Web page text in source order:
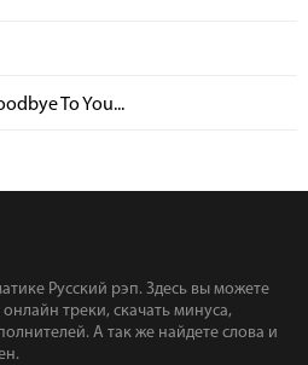
To You...
Русский рэп. Здесь вы можете
треки, скачать минуса,
А так же найдете слова и